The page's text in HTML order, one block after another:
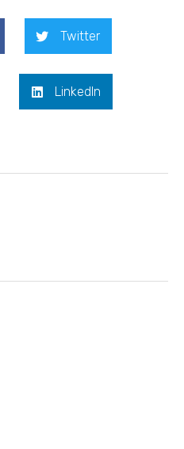
Twitter
LinkedIn